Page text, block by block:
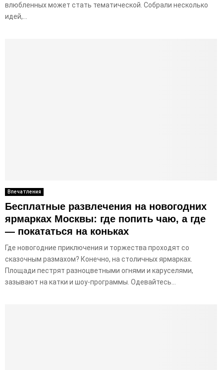
влюбленных может стать тематической. Собрали несколько
идей,...
Впечатления
Бесплатные развлечения на новогодних
ярмарках Москвы: где попить чаю, а где
— покататься на коньках
Где новогодние приключения и торжества проходят со
сказочным размахом? Конечно, на столичных ярмарках.
Площади пестрят разноцветными огнями и каруселями,
зазывают на катки и шоу-программы. Одевайтесь...